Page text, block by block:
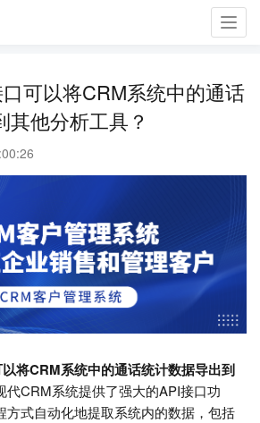
可以将CRM系统中的通话
其他分析工具？
将CRM系统中的通话统计数据导出到
代CRM系统提供了强大的API接口功
方式自动化地提取系统内的数据，包括